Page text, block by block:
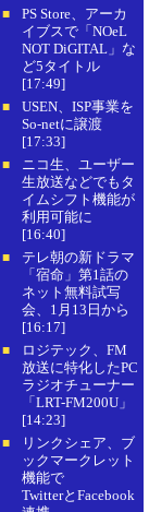
■
PS Store、アーカ
イブスで「NOeL
NOT DiGITAL」な
ど5タイトル
[17:49]
■
USEN、ISP事業を
So-netに譲渡
[17:33]
■
ニコ生、ユーザー
生放送などでもタ
イムシフト機能が
利用可能に
[16:40]
■
テレ朝の新ドラマ
「宿命」第1話の
ネット無料試写
会、1月13日から
[16:17]
■
ロジテック、FM
放送に特化したPC
ラジオチューナー
「LRT-FM200U」
[14:23]
■
リンクシェア、ブ
ックマークレット
機能で
TwitterとFacebook